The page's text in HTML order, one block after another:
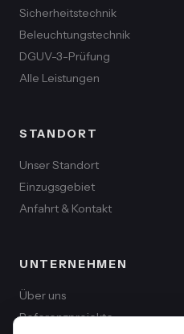
Sicherheitstechnik
Beleuchtungstechnik
DGUV-3-Prüfung
Alle Leistungen
STANDORT
Unser Standort
Einzugsgebiet
Anfahrt & Kontakt
UNTERNEHMEN
Über uns
Referenzprojekte